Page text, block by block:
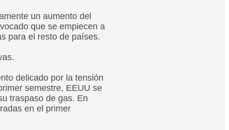
un aumento del
que se empiecen a
para el resto de países.
delicado por la tensión
semestre, EEUU se
traspaso de gas. En
en el primer